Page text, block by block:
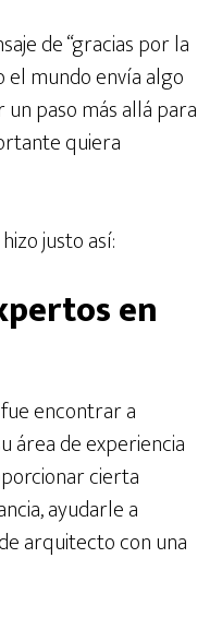
de “gracias por la
el mundo envía algo
un paso más allá para
quiera
justo así:
en
encontrar a
área de experiencia
cierta
ayudarle a
arquitecto con una